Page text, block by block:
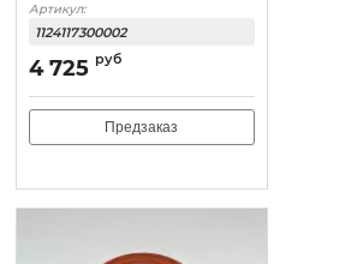
Артикул:
1124117300002
4 725 руб
Предзаказ